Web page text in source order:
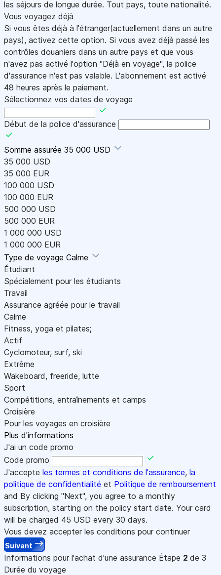
les séjours de longue durée. Tout pays, toute nationalité.
Vous voyagez déjà
Si vous êtes déjà à l'étranger(actuellement dans un autre
pays), activez cette option. Si vous avez déjà passé les
contrôles douaniers dans un autre pays et que vous
n'avez pas activé l'option "Déjà en voyage", la police
d'assurance n'est pas valable. L'abonnement est activé
48 heures après le paiement.
Sélectionnez vos dates de voyage
Début de la police d'assurance
Somme assurée 35 000 USD
35 000 USD
35 000 EUR
100 000 USD
100 000 EUR
500 000 USD
500 000 EUR
1 000 000 USD
1 000 000 EUR
Type de voyage Calme
Étudiant
Spécialement pour les étudiants
Travail
Assurance agréée pour le travail
Calme
Fitness, yoga et pilates;
Actif
Cyclomoteur, surf, ski
Extrême
Wakeboard, freeride, lutte
Sport
Compétitions, entraînements et camps
Croisière
Pour les voyages en croisière
Plus d'informations
J'ai un code promo
Code promo
J'accepte les termes et conditions de l'assurance, la
politique de confidentialité et Politique de remboursement
and By clicking "Next", you agree to a monthly
subscription, starting on the policy start date. Your card
will be charged 45 USD every 30 days.
Vous devez accepter les conditions pour continuer
Suivant
Informations pour l'achat d'une assurance Étape 2 de 3
Durée du voyage